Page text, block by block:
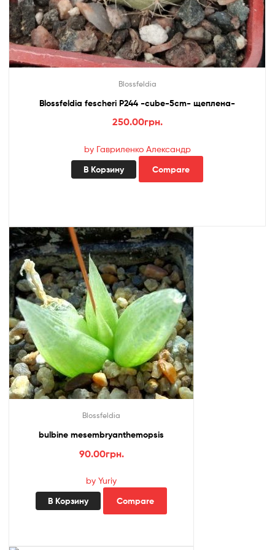
Blossfeldia
Blossfeldia fescheri P244 -cube-5cm- щеплена-
250.00грн.
by Гавриленко Александр
В Корзину Compare
Blossfeldia
bulbine mesembryanthemopsis
90.00грн.
by Yuriy
В Корзину Compare